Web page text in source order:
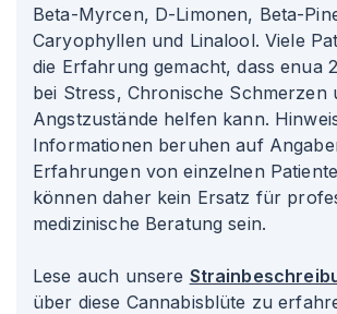
Beta-Myrcen, D-Limonen, Beta-
Caryophyllen und Linalool. Viele
die Erfahrung gemacht, dass enua
bei Stress, Chronische Schmerzen
Angstzustände helfen kann.
Informationen beruhen auf
Erfahrungen von einzelnen
können daher kein Ersatz für
medizinische Beratung sein.
Lese auch unsere
über diese Cannabisblüte zu